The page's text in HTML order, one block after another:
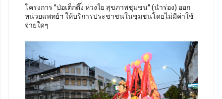
โครงการ "ป่อเต็กตึ๊ง ห่วงใย สุขภาพชุมชน" (นำร่อง) ออก
หน่วยแพทย์ฯ​ ให้บริการประชาชนในชุมชนโดยไม่มีค่าใช้
จ่ายใดๆ